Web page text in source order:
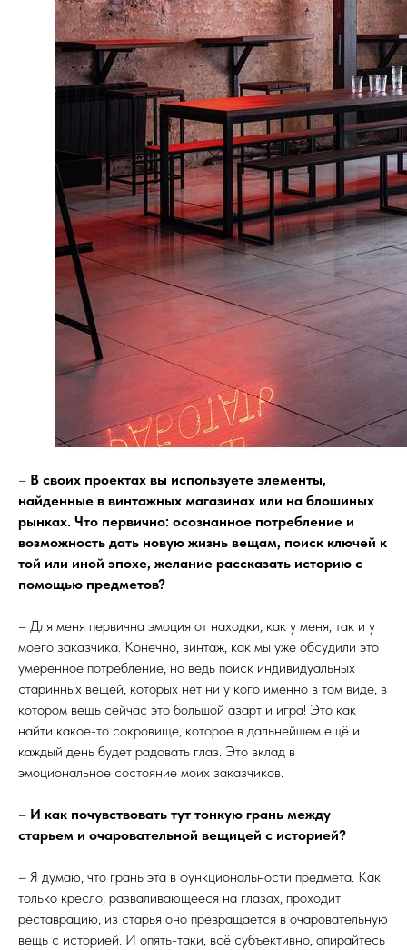
– В своих проектах вы используете элементы,
найденные в винтажных магазинах или на блошиных
рынках. Что первично: осознанное потребление и
возможность дать новую жизнь вещам, поиск ключей к
той или иной эпохе, желание рассказать историю с
помощью предметов?
– Для меня первична эмоция от находки, как у меня, так и у
моего заказчика. Конечно, винтаж, как мы уже обсудили это
умеренное потребление, но ведь поиск индивидуальных
старинных вещей, которых нет ни у кого именно в том виде, в
котором вещь сейчас это большой азарт и игра! Это как
найти какое-то сокровище, которое в дальнейшем ещё и
каждый день будет радовать глаз. Это вклад в
эмоциональное состояние моих заказчиков.
– И как почувствовать тут тонкую грань между
старьем и очаровательной вещицей с историей?
– Я думаю, что грань эта в функциональности предмета. Как
только кресло, разваливающееся на глазах, проходит
реставрацию, из старья оно превращается в очаровательную
вещь с историей. И опять-таки, всё субъективно, опирайтесь